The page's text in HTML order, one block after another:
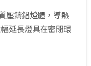
壓鑄鋁燈體，導熱
延長燈具在密閉環